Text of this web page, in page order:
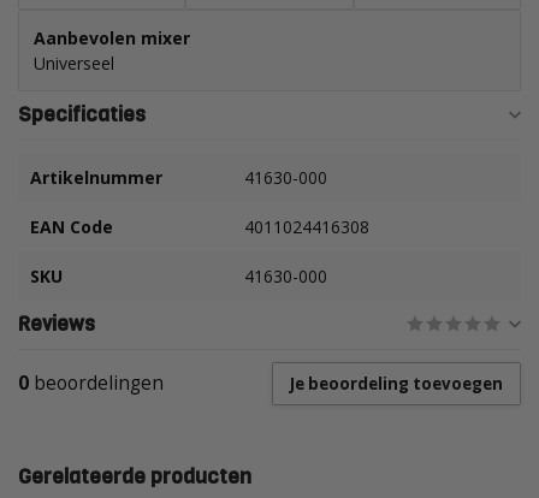
Aanbevolen mixer
Universeel
Specificaties
Artikelnummer 41630-000
EAN Code 4011024416308
SKU 41630-000
Reviews
0 beoordelingen Je beoordeling toevoegen
Gerelateerde producten